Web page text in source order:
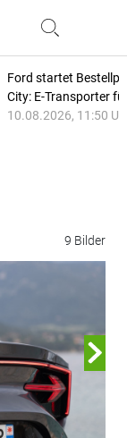
Ford startet
City: E-Transporter
10.08.2026, 11:50
9 Bilder